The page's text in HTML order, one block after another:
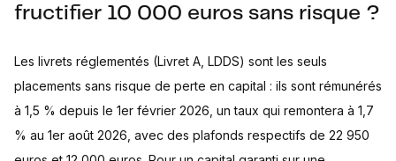
fructifier 10 000 euros sans risque ?
Les livrets réglementés (Livret A, LDDS) sont les seuls
placements sans risque de perte en capital : ils sont rémunérés
à 1,5 % depuis le 1er février 2026, un taux qui remontera à 1,7
% au 1er août 2026, avec des plafonds respectifs de 22 950